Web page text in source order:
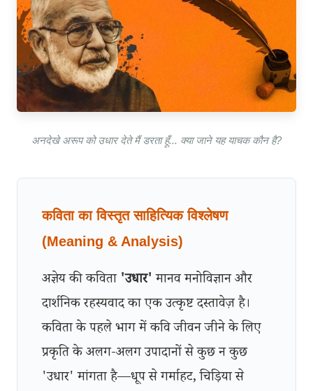
अनदेखे अरूप को उधार देते मैं डरता हूँ... क्या जाने यह याचक कौन है?
कविता का विस्तृत साहित्यिक विश्लेषण
(Meaning & Analysis)
अज्ञेय की कविता 'उधार' मानव मनोविज्ञान और
दार्शनिक रहस्यवाद का एक उत्कृष्ट दस्तावेज़ है।
कविता के पहले भाग में कवि जीवन जीने के लिए
प्रकृति के अलग-अलग उपादानों से कुछ न कुछ
'उधार' मांगता है—धूप से गर्माहट, चिड़िया से